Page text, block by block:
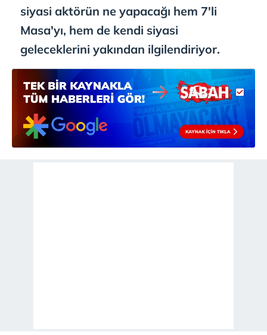
siyasi aktörün ne yapacağı hem 7'li
Masa'yı, hem de kendi siyasi
geleceklerini yakından ilgilendiriyor.